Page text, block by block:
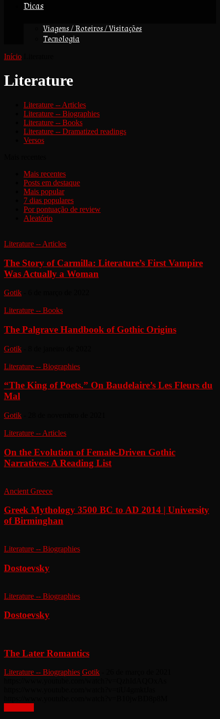
Dicas
Viagens / Roteiros / Visitações
Tecnologia
Início
Literature
Literature -- Articles
Literature -- Biographies
Literature -- Books
Literature -- Dramatized readings
Versos
Mais recentes
Posts em destaque
Mais popular
7 dias populares
Por pontuação de review
Aleatório
Literature -- Articles
The Story of Carmilla: Literature’s First Vampire
Was Actually a Woman
Gotik
Literature -- Books
The Palgrave Handbook of Gothic Origins
Gotik
Literature -- Biographies
“The King of Poets.” On Baudelaire’s Les Fleurs du
Mal
Gotik
Literature -- Articles
On the Evolution of Female-Driven Gothic
Narratives: A Reading List
Ancient Greece
Greek Mythology 3500 BC to AD 2014 | University
of Birminghan
Literature -- Biographies
Dostoevsky
Literature -- Biographies
Dostoevsky
The Later Romantics
Literature -- Biographies Gotik